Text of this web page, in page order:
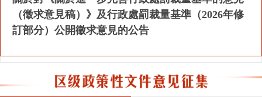
多語種
DEUTSCH FRANÇAIS РУССКИЙ ЯЗЫК
（徵求意見稿）》及行政處罰裁量基準（2026年修
訂部分）公開徵求意見的公告